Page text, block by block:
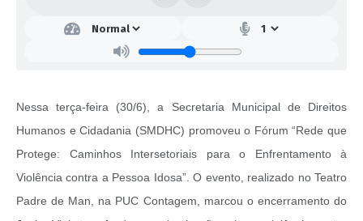
Nessa terça-feira (30/6), a Secretaria Municipal de Direitos
Humanos e Cidadania (SMDHC) promoveu o Fórum “Rede que
Protege: Caminhos Intersetoriais para o Enfrentamento à
Violência contra a Pessoa Idosa”. O evento, realizado no Teatro
Padre de Man, na PUC Contagem, marcou o encerramento do